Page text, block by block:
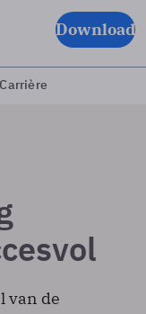
Download
Carrière
van de